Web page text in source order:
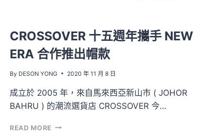
CROSSOVER 十五週年攜手 NEW
ERA 合作推出帽款
By DESON YONG 2020 年 11 月 8 日
成立於 2005 年，來自馬來西亞新山市 ( JOHOR
BAHRU ) 的潮流選貨店 CROSSOVER 今…
READ MORE CROSSOVER